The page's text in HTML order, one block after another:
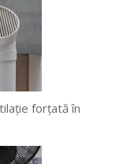
forțată în